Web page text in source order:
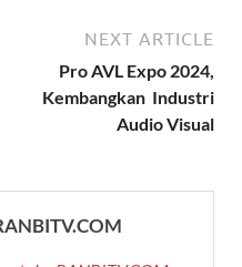
NEXT ARTICLE
Pro AVL Expo 2024,
Kembangkan Industri
Audio Visual